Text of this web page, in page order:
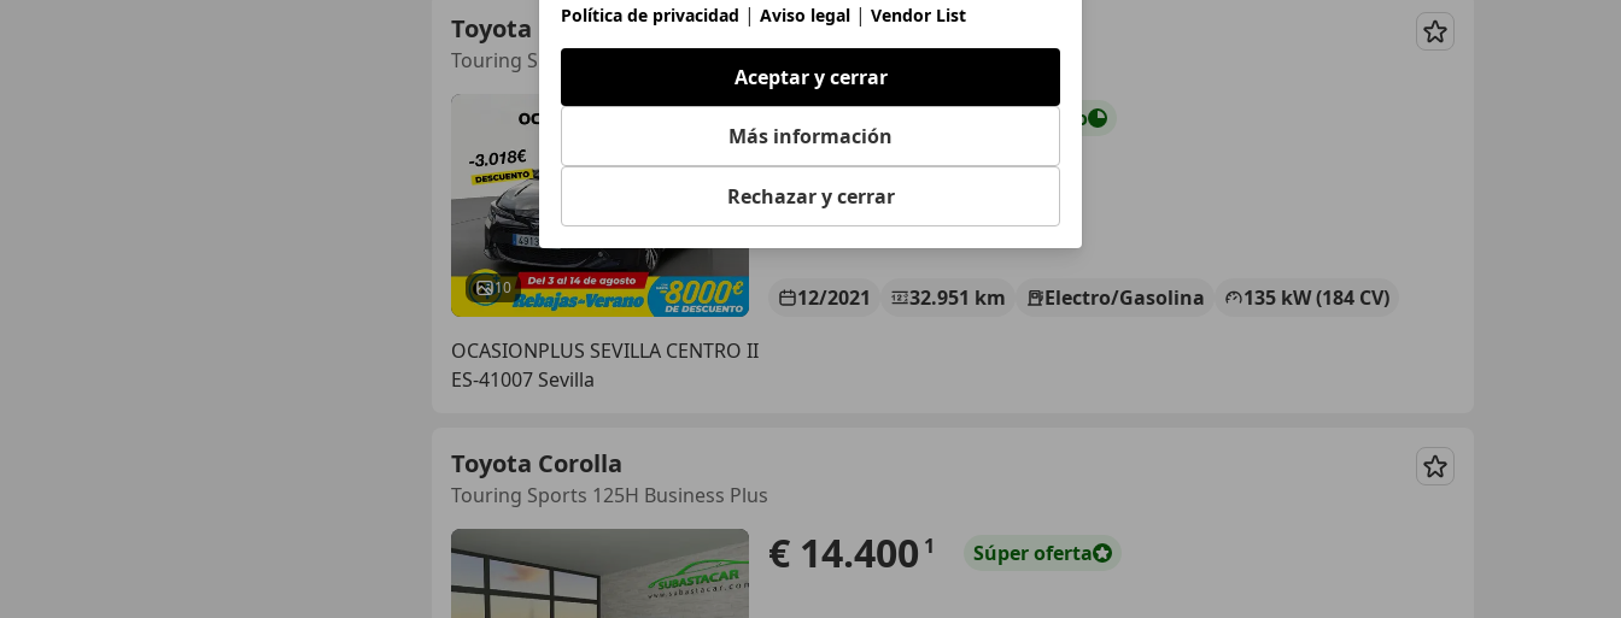
Toyota Corolla
Touring Sports 180H Trek
Guardar
10
€ 22.6821 precio
12/2021 32.951 km Electro/Gasolina
135 kW (184 CV)
OCASIONPLUS SEVILLA CENTRO II
ES-41007 Sevilla
Toyota Corolla
Touring Sports 125H Business Plus
Guardar
€ 14.400 1 Súperoferta
Política de privacidad | Aviso legal | Vendor List
Aceptar y cerrar
Más información
Rechazar y cerrar